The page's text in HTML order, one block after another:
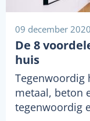
09 december 2020
De 8
huis
Tegenwoordig
metaal, beton
tegenwoordig